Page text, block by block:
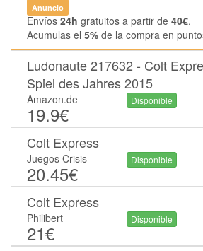
Anuncio
Envíos 24h gratuitos a partir de 40€.
Acumulas el 5% de la compra en
Ludonaute 217632 - Colt
Spiel des Jahres 2015
Amazon.de
19.9€
Disponible
Colt Express
Juegos Crisis
20.45€
Disponible
Colt Express
Philibert
21€
Disponible